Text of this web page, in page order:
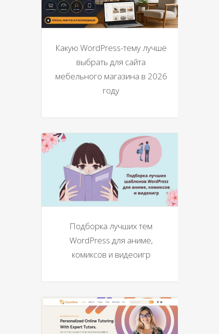
Какую WordPress-тему лучше
выбрать для сайта
мебельного магазина в 2026
году
Подборка лучших тем
WordPress для аниме,
комиксов и видеоигр